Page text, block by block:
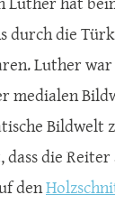
durch die
Luther
medialen
Bildwelt
dass die
den